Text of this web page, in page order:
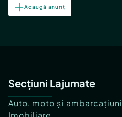
Adaugă anunț
Secțiuni Lajumate
Auto, moto și ambarcațiuni